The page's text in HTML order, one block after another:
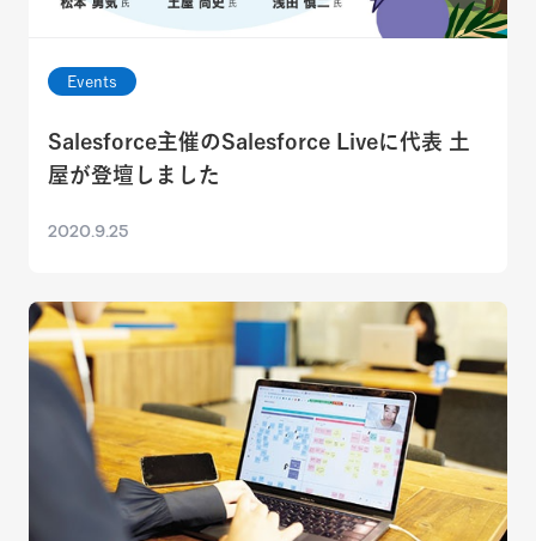
Events
Salesforce主催のSalesforce Liveに代表 土
屋が登壇しました
2020.9.25